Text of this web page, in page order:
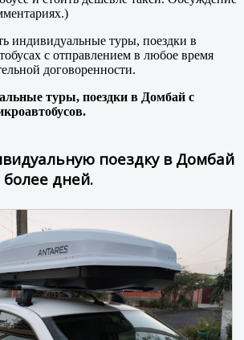
индивидуальные туры, поездки в
с отправлением в любое время
договоренности.
туры, поездки в Домбай с
поездку в Домбай
дней.